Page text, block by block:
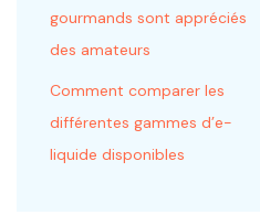
gourmands sont appréciés
des amateurs
Comment comparer les
différentes gammes d’e-
liquide disponibles